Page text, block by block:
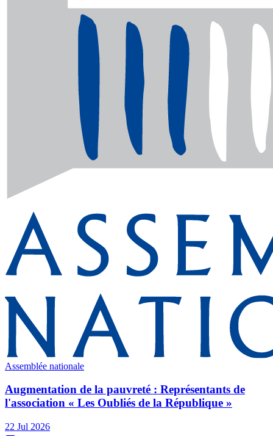
Assemblée nationale
Augmentation de la pauvreté : Représentants de
l'association « Les Oubliés de la République »
22 Jul 2026